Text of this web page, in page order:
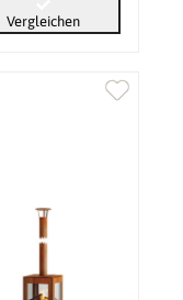
Vergleichen